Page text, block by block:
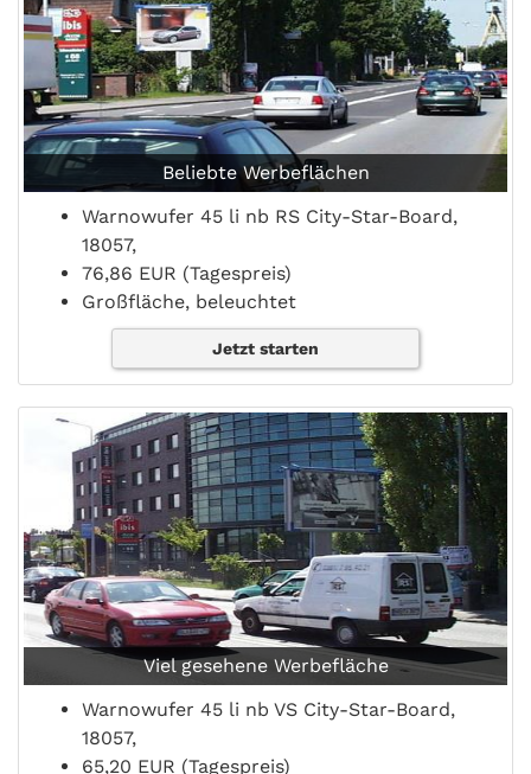
Beliebte Werbeflächen
Warnowufer 45 li nb RS City-Star-Board,
18057,
76,86 EUR (Tagespreis)
Großfläche, beleuchtet
Jetzt starten
Viel gesehene Werbefläche
Warnowufer 45 li nb VS City-Star-Board,
18057,
65,20 EUR (Tagespreis)